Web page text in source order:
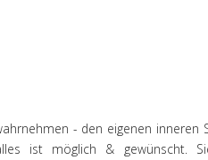
- den eigenen
ist möglich & gewünscht.